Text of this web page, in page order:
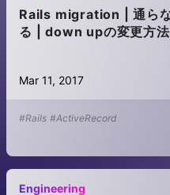
Rails migration | 通ら
る | down upの変更方法
Mar 11, 2017
#Rails #ActiveRecord
Engineering